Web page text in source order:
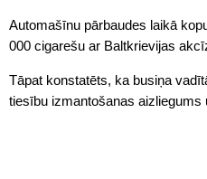
Automašīnu pārbaudes laikā
000 cigarešu ar Baltkrievijas
Tāpat konstatēts, ka busiņa
tiesību izmantošanas